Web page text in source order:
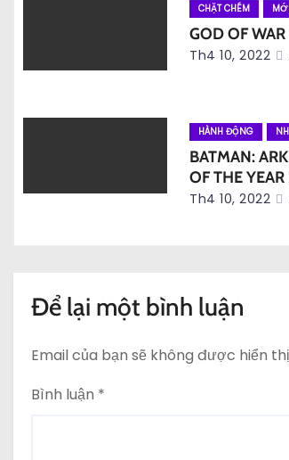
CHẶT CHÉM
GOD OF WAR
Th4 10, 2022
HÀNH ĐỘNG
BATMAN:
OF THE
Th4 10, 2022
Để lại một bình luận
Email của bạn sẽ không được hiển
Bình luận *